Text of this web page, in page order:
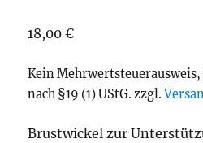
18,00€
Kein
nach §19 (1) UStG. zzgl.
Brustwickel zur